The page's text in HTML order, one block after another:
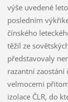
výše uvedené
posledním
čínského
těžil ze
představovaly
razantní
velmocemi
izolace ČLR, do